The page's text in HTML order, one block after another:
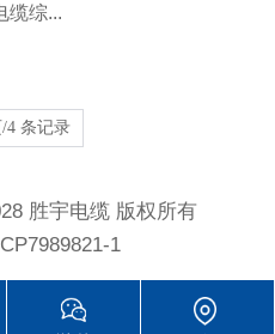
缆综...
4 条记录
胜宇电缆 版权所有
1